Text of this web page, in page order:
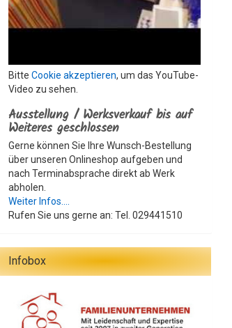
Bitte Cookie akzeptieren, um das YouTube-
Video zu sehen.
Ausstellung / Werksverkauf bis auf
Weiteres geschlossen
Gerne können Sie Ihre Wunsch-Bestellung
über unseren Onlineshop aufgeben und
nach Terminabsprache direkt ab Werk
abholen.
Weiter Infos....
Rufen Sie uns gerne an: Tel. 029441510
Infobox